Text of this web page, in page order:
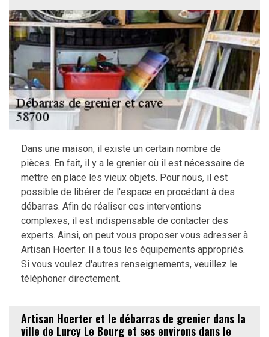
Dans une maison, il existe un certain nombre de
pièces. En fait, il y a le grenier où il est nécessaire de
mettre en place les vieux objets. Pour nous, il est
possible de libérer de l'espace en procédant à des
débarras. Afin de réaliser ces interventions
complexes, il est indispensable de contacter des
experts. Ainsi, on peut vous proposer vous adresser à
Artisan Hoerter. Il a tous les équipements appropriés.
Si vous voulez d'autres renseignements, veuillez le
téléphoner directement.
Artisan Hoerter et le débarras de grenier dans la
ville de Lurcy Le Bourg et ses environs dans le